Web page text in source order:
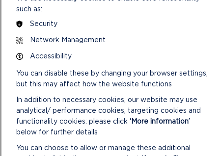
Ymddiriedolaeth Archaeolegol Dyfed, Mwynchwilwyr Sir
Benfro, Canolfan Dreftadaeth Doc Penfro, Ymddiriedolaeth
maen, Cyfeillion Eglwysi Digyfaill, a Phentref Oes Haearn
Castell Henllys, a fydd wrth law ar gyfer ychydig o
Oes Haearn.
gynnal ddydd Sadwrn 1 Mehefin 2024 rhwng 10am a 4pm yng
Nghastell Caeriw. Mae’r digwyddiad yn agored i bobl o bob
oed ac mae’n rhad ac am ddim gyda’r pris mynediad arferol i’r
Castell.
such as:
Security
Network Management
Accessibility
You can disable these by changing your browser settings,
but this may affect how the website functions
In addition to necessary cookies, our website may use
analytical/ performance cookies, targeting cookies and
functionality cookies: please click ‘More information’
below for further details
You can choose to allow or manage these additional